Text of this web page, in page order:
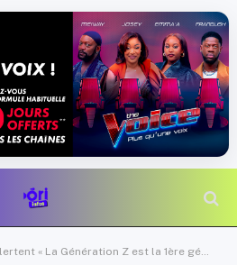
Génération Z est la 1ère génération qui est moins intelligente…»